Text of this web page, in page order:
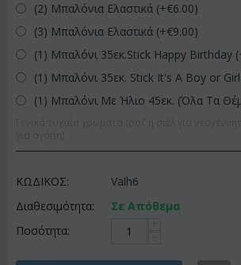
(2) Μπαλόνια Ελαστικά (+€6.00)
(3) Μπαλόνια Ελαστικά (+€9.00)
(1) Μπαλόνι 35εκ.Stick Happy Birthday
(1) Μπαλόνι 35εκ. Stick It's A Boy or
(1) Μπαλόνι Με Ήλιο 45εκ. (Όλα Τα
ΚΩΔΙΚΟΣ:
Valh6
Διαθεσιμότητα:
Σε Απόθεμα
Ποσότητα: